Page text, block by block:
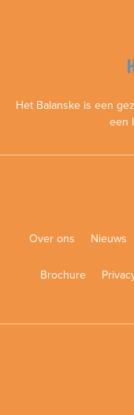
Het Balanske is een
een
Over ons Nieuws
Brochure